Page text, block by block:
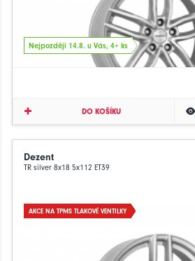
Nejpozději 14.8. u Vás, 4+ ks
DO KOŠÍKU
Dezent
TR silver 8x18 5x112 ET39
AKCE NA TPMS TLAKOVÉ VENTILKY